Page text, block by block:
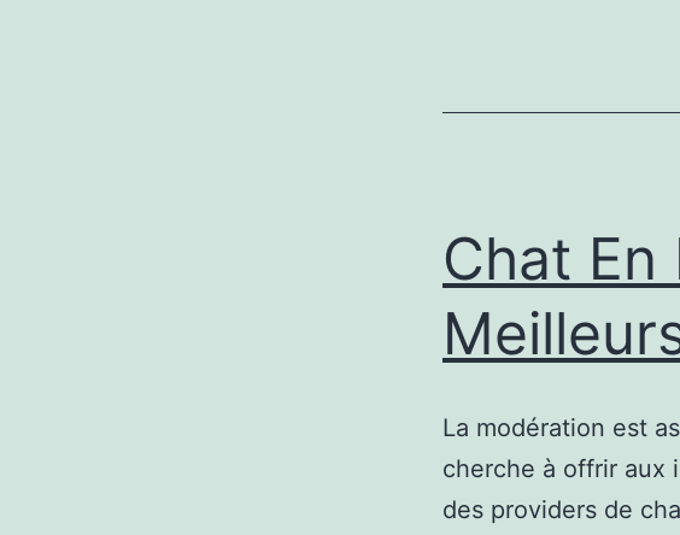
2025
Chat En
La modération est
cherche à offrir aux
des providers de